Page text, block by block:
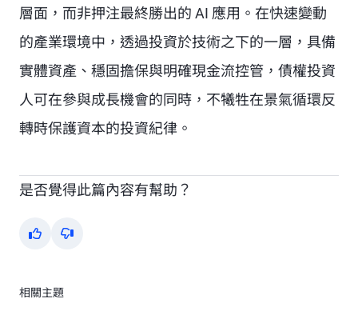
層面，而非押注最終勝出的 AI 應用。在快速變動
的產業環境中，透過投資於技術之下的一層，具備
實體資產、穩固擔保與明確現金流控管，債權投資
人可在參與成長機會的同時，不犧牲在景氣循環反
轉時保護資本的投資紀律。
是否覺得此篇內容有幫助？
Yes No
相關主題